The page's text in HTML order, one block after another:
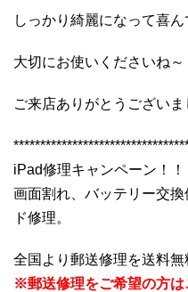
しっかり綺麗になって喜
大切にお使いくださいね～
ご来店ありがとうございま
iPad修理キャンペーン！！
画面割れ、バッテリー交
ド修理。
全国より郵送修理を送料無
※郵送修理をご希望の方は